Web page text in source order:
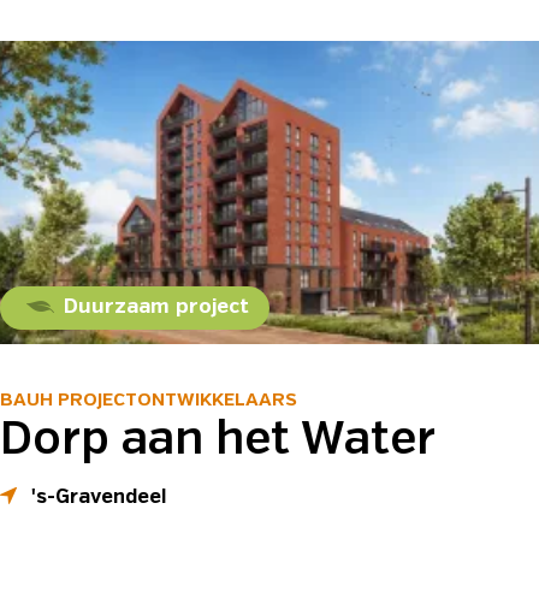
Duurzaam project
BAUH PROJECTONTWIKKELAARS
Dorp aan het Water
's-Gravendeel